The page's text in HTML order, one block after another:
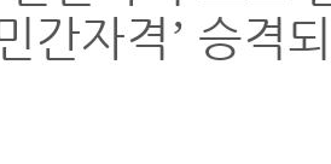
간자격’ 승격